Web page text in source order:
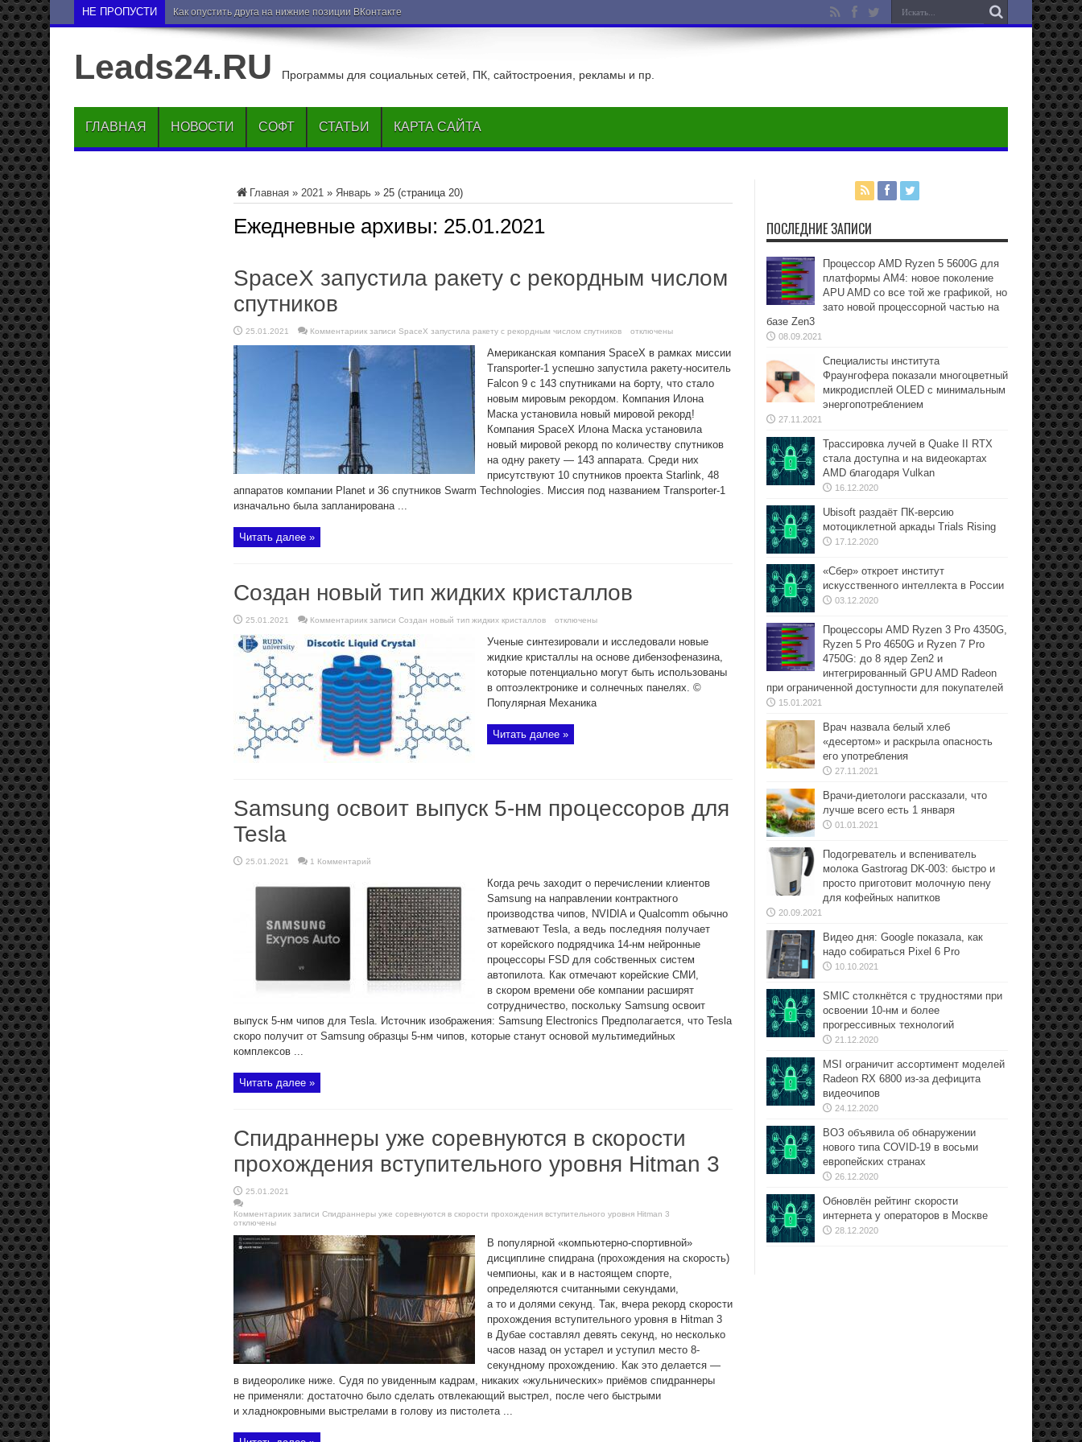
НЕ ПРОПУСТИ Как опустить друга на нижние позиции ВКонтакте
Leads24.RU Программы для социальных сетей, ПК, сайтостроения, рекламы и пр.
ГЛАВНАЯ НОВОСТИ СОФТ СТАТЬИ КАРТА САЙТА
Главная » 2021 » Январь » 25 (страница 20)
Ежедневные архивы: 25.01.2021
SpaceX запустила ракету с рекордным числом
спутников
25.01.2021 Комментариик записи SpaceX запустила ракету с рекордным числом спутников отключены
Американская компания SpaceX в рамках миссии
Transporter-1 успешно запустила ракету-носитель
Falcon 9 с 143 спутниками на борту, что стало
новым мировым рекордом. Компания Илона
Маска установила новый мировой рекорд!
Компания SpaceX Илона Маска установила
новый мировой рекорд по количеству спутников
на одну ракету — 143 аппарата. Среди них
присутствуют 10 спутников проекта Starlink, 48
аппаратов компании Planet и 36 спутников Swarm Technologies. Миссия под названием Transporter-1
изначально была запланирована ...
Читать далее »
Создан новый тип жидких кристаллов
25.01.2021 Комментариик записи Создан новый тип жидких кристаллов отключены
Ученые синтезировали и исследовали новые
жидкие кристаллы на основе дибензофеназина,
которые потенциально могут быть использованы
в оптоэлектронике и солнечных панелях. ©
Популярная Механика
Читать далее »
Samsung освоит выпуск 5-нм процессоров для
Tesla
25.01.2021 1 Комментарий
Когда речь заходит о перечислении клиентов
Samsung на направлении контрактного
производства чипов, NVIDIA и Qualcomm обычно
затмевают Tesla, а ведь последняя получает
от корейского подрядчика 14-нм нейронные
процессоры FSD для собственных систем
автопилота. Как отмечают корейские СМИ,
в скором времени обе компании расширят
сотрудничество, поскольку Samsung освоит
выпуск 5-нм чипов для Tesla. Источник изображения: Samsung Electronics Предполагается, что Tesla
скоро получит от Samsung образцы 5-нм чипов, которые станут основой мультимедийных
комплексов ...
Читать далее »
Спидраннеры уже соревнуются в скорости
прохождения вступительного уровня Hitman 3
25.01.2021
Комментариик записи Спидраннеры уже соревнуются в скорости прохождения вступительного уровня Hitman 3
отключены
В популярной «компьютерно-спортивной»
дисциплине спидрана (прохождения на скорость)
чемпионы, как и в настоящем спорте,
определяются считанными секундами,
а то и долями секунд. Так, вчера рекорд скорости
прохождения вступительного уровня в Hitman 3
в Дубае составлял девять секунд, но несколько
часов назад он устарел и уступил место 8-
секундному прохождению. Как это делается —
в видеоролике ниже. Судя по увиденным кадрам, никаких «жульнических» приёмов спидраннеры
не применяли: достаточно было сделать отвлекающий выстрел, после чего быстрыми
и хладнокровными выстрелами в голову из пистолета ...
ПОСЛЕДНИЕ ЗАПИСИ
Процессор AMD Ryzen 5 5600G для
платформы АМ4: новое поколение
APU AMD со все той же графикой, но
зато новой процессорной частью на
базе Zen3
08.09.2021
Специалисты института
Фраунгофера показали многоцветный
микродисплей OLED с минимальным
энергопотреблением
27.11.2021
Трассировка лучей в Quake II RTX
стала доступна и на видеокартах
AMD благодаря Vulkan
16.12.2020
Ubisoft раздаёт ПК-версию
мотоциклетной аркады Trials Rising
17.12.2020
«Сбер» откроет институт
искусственного интеллекта в России
03.12.2020
Процессоры AMD Ryzen 3 Pro 4350G,
Ryzen 5 Pro 4650G и Ryzen 7 Pro
4750G: до 8 ядер Zen2 и
интегрированный GPU AMD Radeon
при ограниченной доступности для покупателей
15.01.2021
Врач назвала белый хлеб
«десертом» и раскрыла опасность
его употребления
27.11.2021
Врачи-диетологи рассказали, что
лучше всего есть 1 января
01.01.2021
Подогреватель и вспениватель
молока Gastrorag DK-003: быстро и
просто приготовит молочную пену
для кофейных напитков
20.09.2021
Видео дня: Google показала, как
надо собираться Pixel 6 Pro
10.10.2021
SMIC столкнётся с трудностями при
освоении 10-нм и более
прогрессивных технологий
21.12.2020
MSI ограничит ассортимент моделей
Radeon RX 6800 из-за дефицита
видеочипов
24.12.2020
ВОЗ объявила об обнаружении
нового типа COVID-19 в восьми
европейских странах
26.12.2020
Обновлён рейтинг скорости
интернета у операторов в Москве
28.12.2020